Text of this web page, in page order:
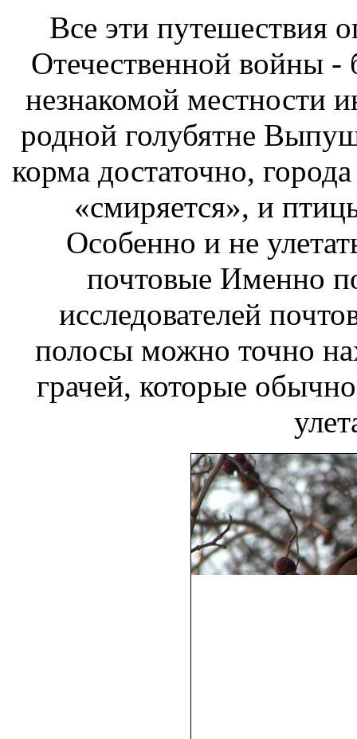
Все эти путешествия
Отечественной войны-
незнакомой местности
родной голубятне
корма достаточно,
«смиряется», и
Особенно и не
почтовые Именно
исследователей
полосы можно точно
грачей, которые